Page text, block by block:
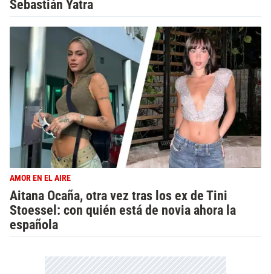
Sebastián Yatra
AMOR EN EL AIRE
Aitana Ocaña, otra vez tras los ex de Tini
Stoessel: con quién está de novia ahora la
española